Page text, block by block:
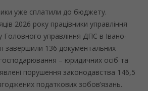
уже сплатили до бюджету.
2026 року працівники управління
Головного управління ДПС в Івано-
завершили 136 документальних
господарювання – юридичних осіб та
порушення законодавства 146,5
податкових зобов’язань.